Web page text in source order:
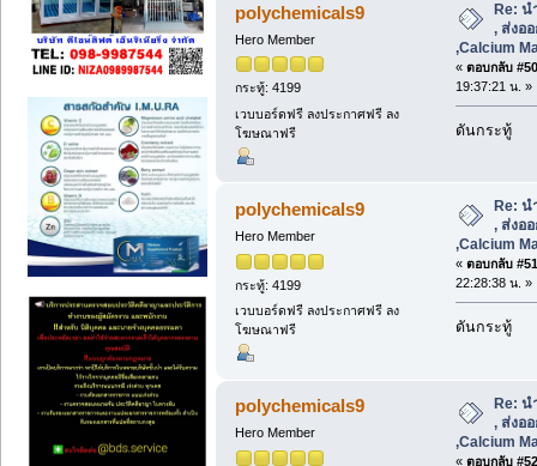
polychemicals9
Hero Member
กระทู้: 4199
เวบบอร์ดฟรี ลงประกาศฟรี ลง
โฆษณาฟรี
Re: น
, ส่งอ
,Calcium
« ตอบกลับ
19:37:21 น. »
ดันกระทู้
polychemicals9
Hero Member
กระทู้: 4199
เวบบอร์ดฟรี ลงประกาศฟรี ลง
โฆษณาฟรี
Re: น
, ส่งอ
,Calcium
« ตอบกลับ
22:28:38 น. »
ดันกระทู้
polychemicals9
Hero Member
Re: น
, ส่งอ
,Calcium
« ตอบกลับ